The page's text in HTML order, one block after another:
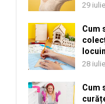
29
Cum
28
Cum